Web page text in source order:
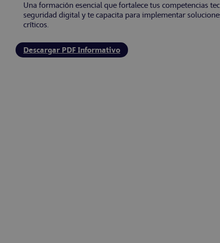
Una formación esencial que fortalece tus competencias
seguridad digital y te capacita para implementar
críticos.
Descargar PDF Informativo